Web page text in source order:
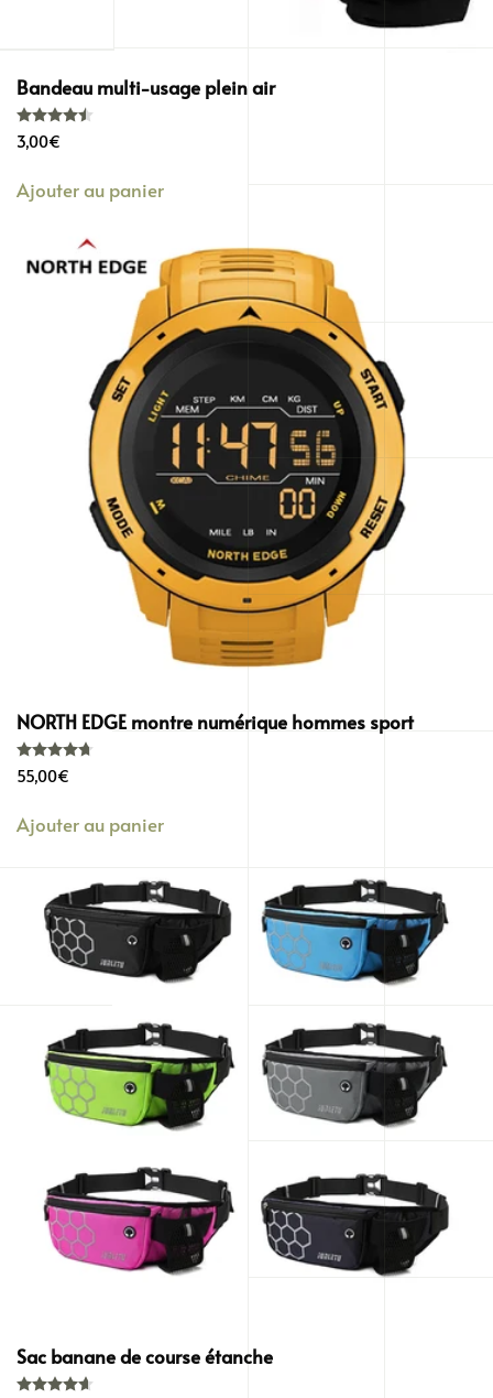
Bandeau multi-usage plein air
3,00€
Ajouter au panier
NORTH EDGE montre numérique hommes sport
55,00€
Ajouter au panier
Sac banane de course étanche